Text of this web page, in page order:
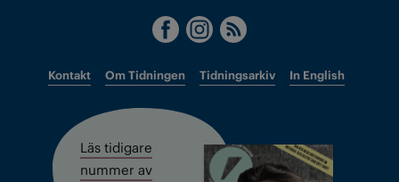
Kontakt Om Tidningen Tidningsarkiv In English
Läs tidigare
nummer av